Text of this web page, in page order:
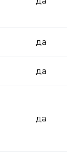
да
да
да